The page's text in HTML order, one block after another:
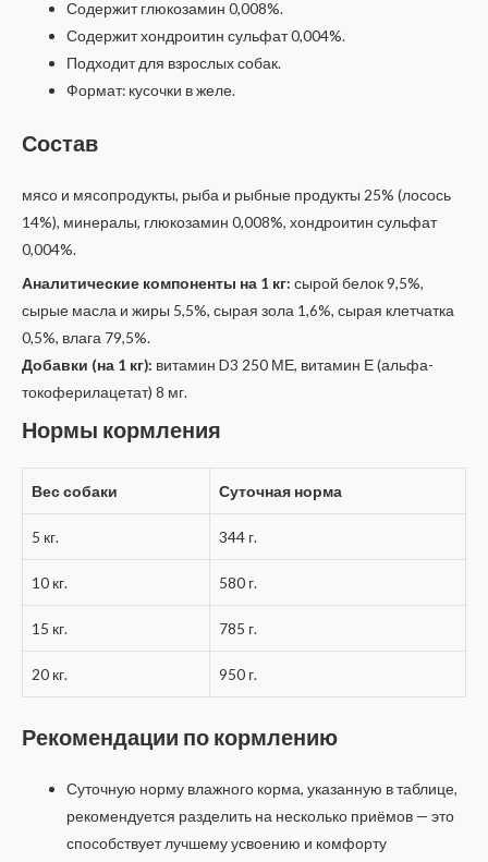
Содержит глюкозамин 0,008%.
Содержит хондроитин сульфат 0,004%.
Подходит для взрослых собак.
Формат: кусочки в желе.
Состав
мясо и мясопродукты, рыба и рыбные продукты 25% (лосось
14%), минералы, глюкозамин 0,008%, хондроитин сульфат
0,004%.
Аналитические компоненты на 1 кг: сырой белок 9,5%,
сырые масла и жиры 5,5%, сырая зола 1,6%, сырая клетчатка
0,5%, влага 79,5%.
Добавки (на 1 кг): витамин D3 250 МЕ, витамин Е (альфа-
токоферилацетат) 8 мг.
Нормы кормления
Вес собаки Суточная норма
5 кг. 344 г.
10 кг. 580 г.
15 кг. 785 г.
20 кг. 950 г.
Рекомендации по кормлению
Суточную норму влажного корма, указанную в таблице,
рекомендуется разделить на несколько приёмов — это
способствует лучшему усвоению и комфорту